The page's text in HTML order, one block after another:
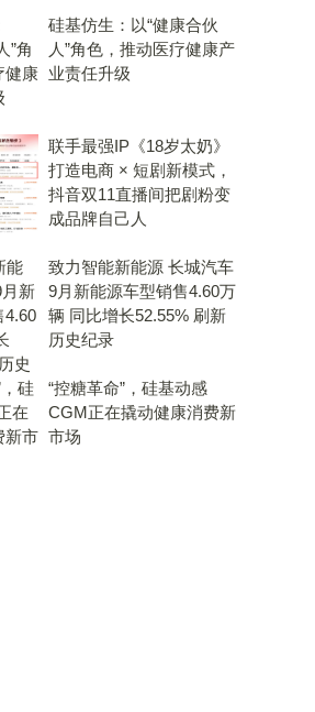
硅基仿生：以“健康合伙
人”角色，推动医疗健康产
业责任升级
联手最强IP《18岁太奶》
打造电商 × 短剧新模式，
抖音双11直播间把剧粉变
成品牌自己人
致力智能新能源 长城汽车
9月新能源车型销售4.60万
辆 同比增长52.55% 刷新
历史纪录
“控糖革命”，硅基动感
CGM正在撬动健康消费新
市场